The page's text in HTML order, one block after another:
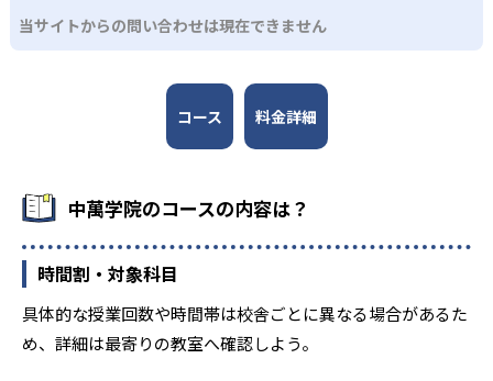
川崎市立川崎高等学校附属中 14
港北 - 鶴見 -
市立横浜サイエンスフロンティア
横浜翠嵐 - 希望ケ丘 -
当サイトからの問い合わせは現在できません
コース 料金詳細
中萬学院のコースの内容は？
時間割・対象科目
具体的な授業回数や時間帯は校舎ごとに異なる場合があるた
め、詳細は最寄りの教室へ確認しよう。